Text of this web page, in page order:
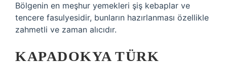
Bölgenin en meşhur yemekleri şiş kebaplar ve
tencere fasulyesidir, bunların hazırlanması özellikle
zahmetli ve zaman alıcıdır.
KAPADOKYA TÜRK